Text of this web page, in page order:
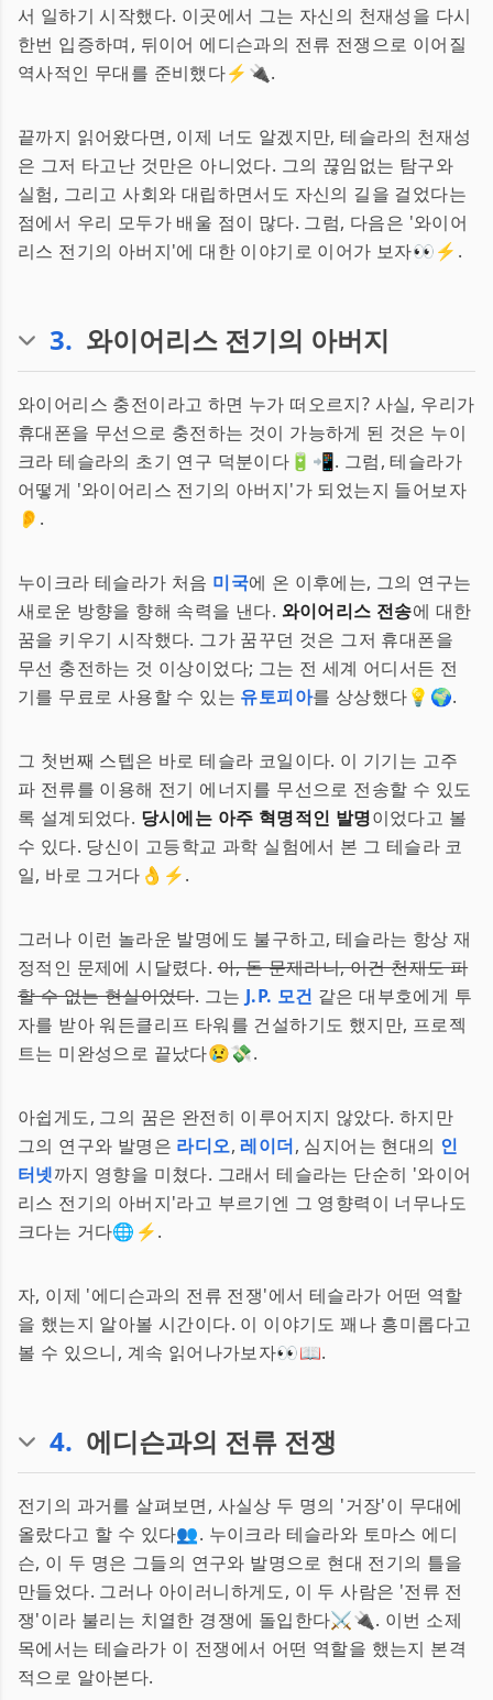
서 일하기 시작했다. 이곳에서 그는 자신의 천재성을 다시
한번 입증하며, 뒤이어 에디슨과의 전류 전쟁으로 이어질
역사적인 무대를 준비했다⚡🔌.
끝까지 읽어왔다면, 이제 너도 알겠지만, 테슬라의 천재성
은 그저 타고난 것만은 아니었다. 그의 끊임없는 탐구와
실험, 그리고 사회와 대립하면서도 자신의 길을 걸었다는
점에서 우리 모두가 배울 점이 많다. 그럼, 다음은 '와이어
리스 전기의 아버지'에 대한 이야기로 이어가 보자👀⚡.
3. 와이어리스 전기의 아버지
와이어리스 충전이라고 하면 누가 떠오르지? 사실, 우리가
휴대폰을 무선으로 충전하는 것이 가능하게 된 것은 누이
크라 테슬라의 초기 연구 덕분이다🔋📲. 그럼, 테슬라가
어떻게 '와이어리스 전기의 아버지'가 되었는지 들어보자
👂.
누이크라 테슬라가 처음 미국에 온 이후에는, 그의 연구는
새로운 방향을 향해 속력을 낸다. 와이어리스 전송에 대한
꿈을 키우기 시작했다. 그가 꿈꾸던 것은 그저 휴대폰을
무선 충전하는 것 이상이었다; 그는 전 세계 어디서든 전
기를 무료로 사용할 수 있는 유토피아를 상상했다💡🌍.
그 첫번째 스텝은 바로 테슬라 코일이다. 이 기기는 고주
파 전류를 이용해 전기 에너지를 무선으로 전송할 수 있도
록 설계되었다. 당시에는 아주 혁명적인 발명이었다고 볼
수 있다. 당신이 고등학교 과학 실험에서 본 그 테슬라 코
일, 바로 그거다👌⚡.
그러나 이런 놀라운 발명에도 불구하고, 테슬라는 항상 재
정적인 문제에 시달렸다.아, 돈 문제라니, 이건 천재도 피
할 수 없는 현실이었다. 그는 J.P. 모건 같은 대부호에게 투
자를 받아 워든클리프 타워를 건설하기도 했지만, 프로젝
트는 미완성으로 끝났다😢💸.
아쉽게도, 그의 꿈은 완전히 이루어지지 않았다. 하지만
그의 연구와 발명은 라디오, 레이더, 심지어는 현대의 인
터넷까지 영향을 미쳤다. 그래서 테슬라는 단순히 '와이어
리스 전기의 아버지'라고 부르기엔 그 영향력이 너무나도
크다는 거다🌐⚡.
자, 이제 '에디슨과의 전류 전쟁'에서 테슬라가 어떤 역할
을 했는지 알아볼 시간이다. 이 이야기도 꽤나 흥미롭다고
볼 수 있으니, 계속 읽어나가보자👀📖.
4. 에디슨과의 전류 전쟁
전기의 과거를 살펴보면, 사실상 두 명의 '거장'이 무대에
올랐다고 할 수 있다👥. 누이크라 테슬라와 토마스 에디
슨, 이 두 명은 그들의 연구와 발명으로 현대 전기의 틀을
만들었다. 그러나 아이러니하게도, 이 두 사람은 '전류 전
쟁'이라 불리는 치열한 경쟁에 돌입한다⚔️🔌. 이번 소제
목에서는 테슬라가 이 전쟁에서 어떤 역할을 했는지 본격
적으로 알아본다.